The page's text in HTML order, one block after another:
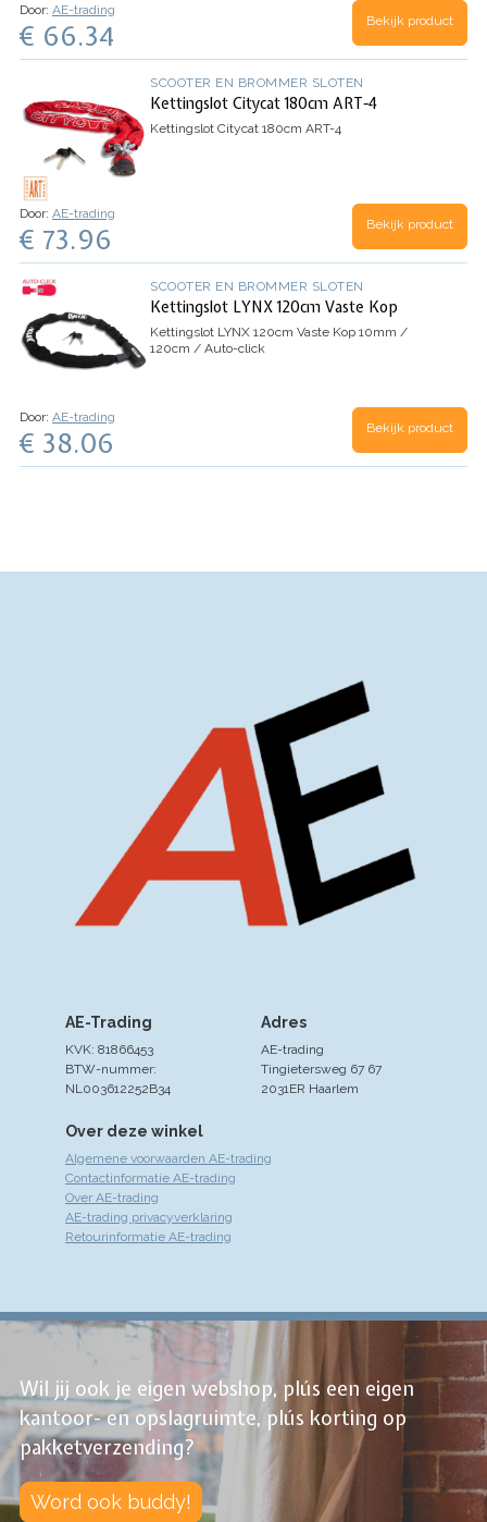
Door: AE-trading
€ 66.34 Bekijk product
SCOOTER EN BROMMER SLOTEN
Kettingslot Citycat 180cm ART-4
Kettingslot Citycat 180cm ART-4
Door: AE-trading
€ 73.96 Bekijk product
SCOOTER EN BROMMER SLOTEN
Kettingslot LYNX 120cm Vaste Kop
Kettingslot LYNX 120cm Vaste Kop 10mm /
120cm / Auto-click
Door: AE-trading
€ 38.06 Bekijk product
Over deze winkel
Algemene voorwaarden AE-trading
Contactinformatie AE-trading
Over AE-trading
AE-trading privacyverklaring
Retourinformatie AE-trading
Adres
AE-trading
Tingietersweg 67 67
2031ER Haarlem
AE-Trading
KVK: 81866453
BTW-nummer:
NL003612252B34
Wil jij ook je eigen webshop, plús een eigen
kantoor- en opslagruimte, plús korting op
pakketverzending?
Word ook buddy!